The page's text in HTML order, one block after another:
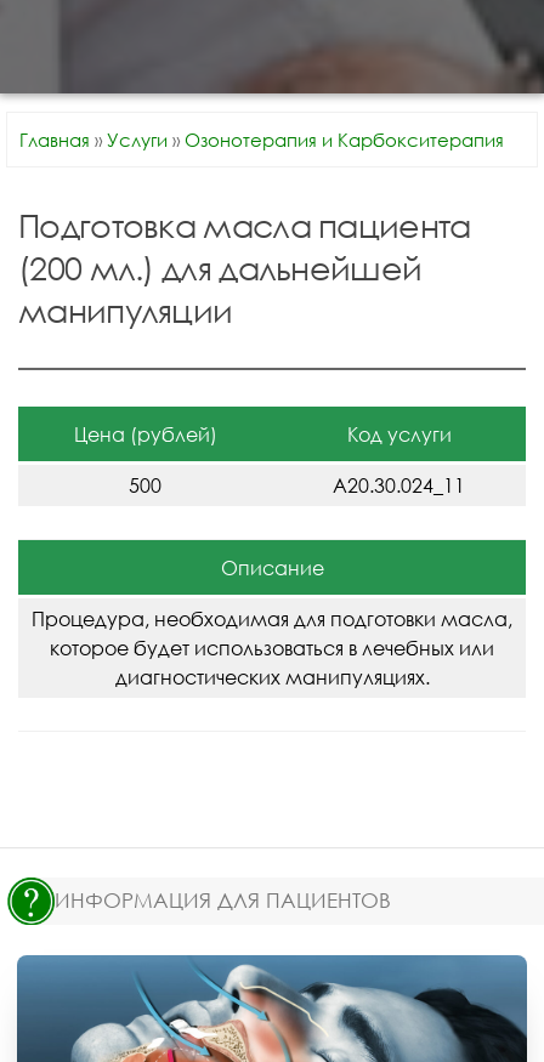
Главная » Услуги » Озонотерапия и Карбокситерапия
Подготовка масла пациента
(200 мл.) для дальнейшей
манипуляции
Цена (рублей) Код услуги
500 A20.30.024_11
Описание
Процедура, необходимая для подготовки масла,
которое будет использоваться в лечебных или
диагностических манипуляциях.
ИНФОРМАЦИЯ ДЛЯ ПАЦИЕНТОВ